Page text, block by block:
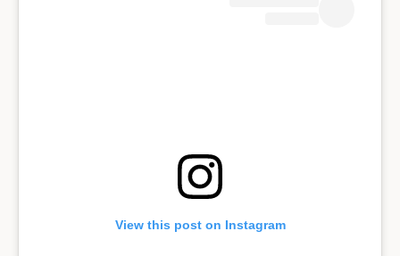
View this post on Instagram